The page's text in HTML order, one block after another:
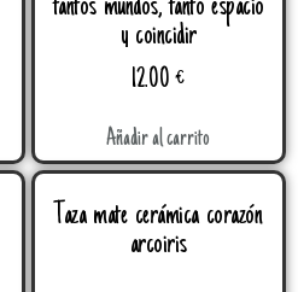
tantos mundos, tanto espacio
y coincidir
12.00€
Añadir al carrito
Taza mate cerámica corazón
arcoiris